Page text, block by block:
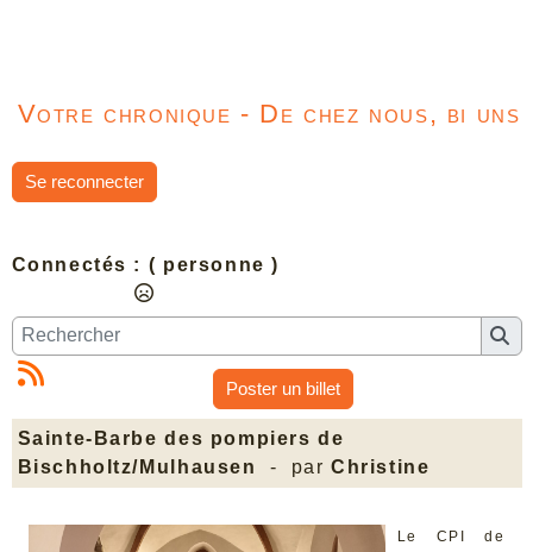
Votre chronique - De chez nous, bi uns
Se reconnecter
Connectés : ( personne )
Poster un billet
Sainte-Barbe des pompiers de
Bischholtz/Mulhausen
- par Christine
Le CPI de